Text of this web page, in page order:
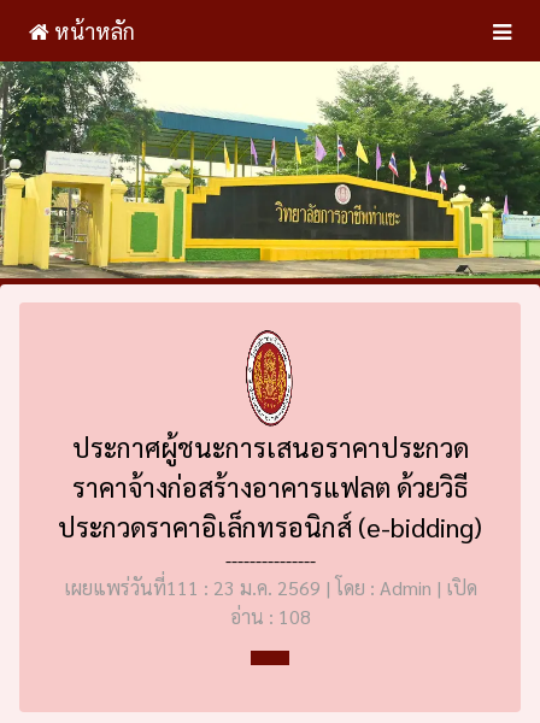
หน้าหลัก
ประกาศผู้ชนะการเสนอราคาประกวด
ราคาจ้างก่อสร้างอาคารแฟลต ด้วยวิธี
ประกวดราคาอิเล็กทรอนิกส์ (e-bidding)
---------------
เผยแพร่วันที่111 : 23 ม.ค. 2569 | โดย : Admin | เปิด
อ่าน : 108